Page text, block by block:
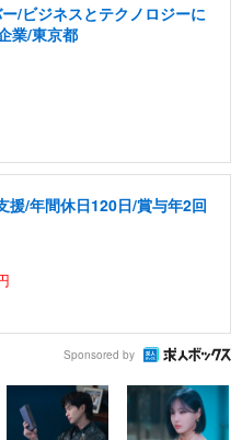
/ビジネスとテクノロジーに
業/東京都
援/年間休日120日/賞与年2回
Sponsored by